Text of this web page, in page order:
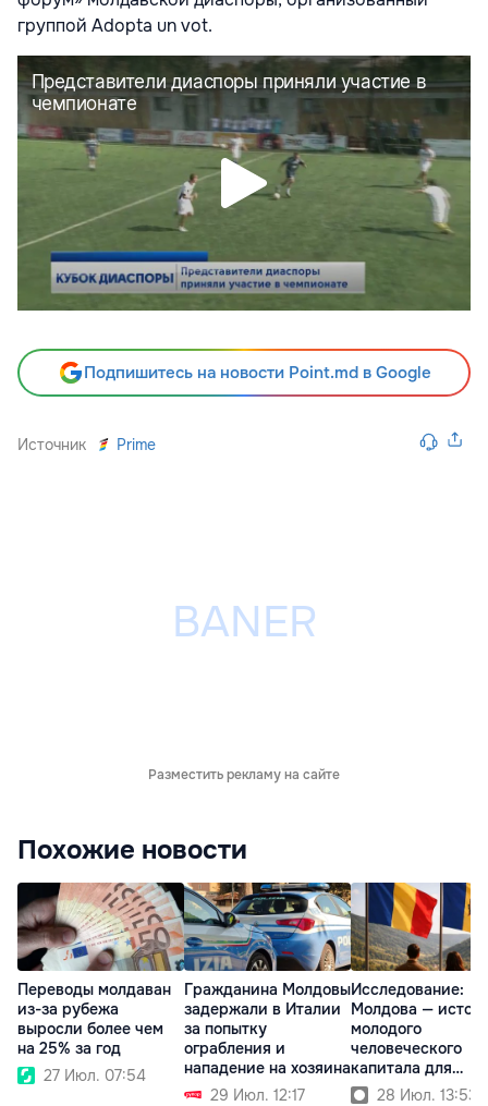
группой Adopta un vot.
Подпишитесь на новости Point.md в Google
Источник Prime
Разместить рекламу на сайте
Похожие новости
Переводы молдаван
из-за рубежа
выросли более чем
на 25% за год
27 Июл. 07:54
Гражданина Молдовы
задержали в Италии
за попытку
ограбления и
нападение на хозяина
29 Июл. 12:17
Исследование:
Молдова —
молодого
человеческого
капитала для
Румынии
28 Июл. 13:53